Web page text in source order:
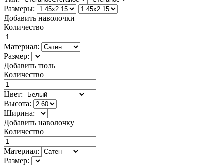
Размеры:
Добавить наволочки
Количество
Материал:
Размер:
Добавить тюль
Количество
Цвет:
Высота:
Ширина:
Добавить наволочку
Количество
Материал:
Размер: